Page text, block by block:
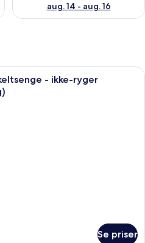
aug. 14 - aug. 16
Et hotelværelse med to senge, væg i
- ikke-ryger
Se priser